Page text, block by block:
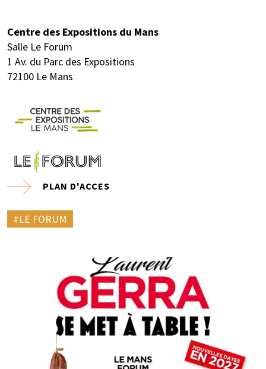
Centre des Expositions du Mans
Salle Le Forum
1 Av. du Parc des Expositions
72100 Le Mans
PLAN D'ACCES
#LE FORUM